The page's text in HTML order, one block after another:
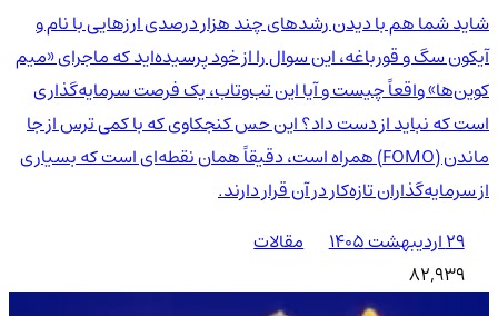
شاید شما هم با دیدن رشدهای چند هزار درصدی ارزهایی با نام و
آیکون سگ و قورباغه، این سوال را از خود پرسیده‌اید که ماجرای «میم
کوین‌ها» واقعاً چیست و آیا این تب‌وتاب، یک فرصت سرمایه‌گذاری
است که نباید از دست داد؟ این حس کنجکاوی که با کمی ترس از جا
ماندن (FOMO) همراه است، دقیقاً همان نقطه‌ای است که بسیاری
از سرمایه‌گذاران تازه‌کار در آن قرار دارند.
۲۹ اردیبهشت ۱۴۰۵
مقالات
82,939